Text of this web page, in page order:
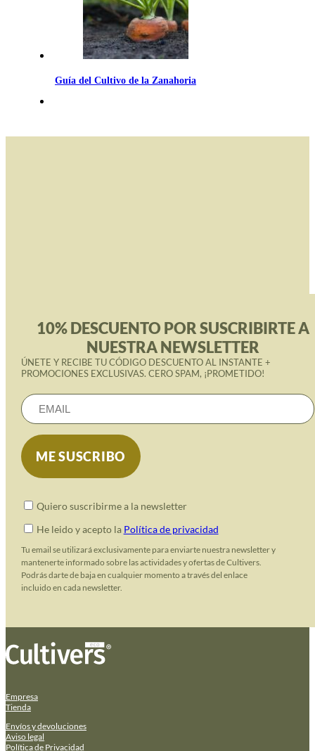
Guía del Cultivo de la Zanahoria
10% DESCUENTO POR SUSCRIBIRTE A
NUESTRA NEWSLETTER
ÚNETE Y RECIBE TU CÓDIGO DESCUENTO AL INSTANTE +
PROMOCIONES EXCLUSIVAS. CERO SPAM, ¡PROMETIDO!
Quiero suscribirme a la newsletter
He leido y acepto la Política de privacidad
Tu email se utilizará exclusivamente para enviarte nuestra newsletter y
mantenerte informado sobre las actividades y ofertas de Cultivers.
Podrás darte de baja en cualquier momento a través del enlace
incluido en cada newsletter.
Empresa
Tienda
Envíos y devoluciones
Aviso legal
Política de Privacidad